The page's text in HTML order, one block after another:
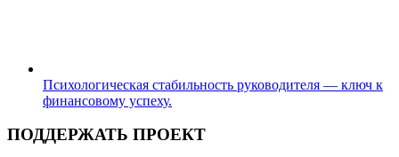
Психологическая стабильность руководителя — ключ к
финансовому успеху.
ПОДДЕРЖАТЬ ПРОЕКТ